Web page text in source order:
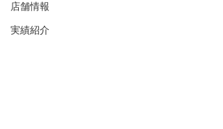
店舗情報
実績紹介